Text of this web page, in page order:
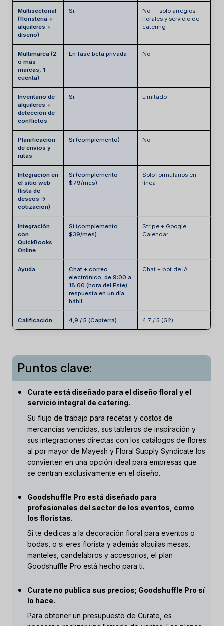
Multisectorial
(floristería +
alquileres +
diseño)
Sí
No — solo arreglos
florales y servicio de
catering
Multimarca (2
o más
marcas, 1
cuenta)
En fase beta privada No
Inventario de
alquileres +
detección de
conflictos
Sí Limitado
Planificación
de envíos y
rutas
Sí (complemento) No
Integración en
el sitio web
(lista de
deseos →
cotización)
Sí (complemento
$79/mes)
Solo formularios en
línea
Integración
con
QuickBooks
Online
Sí (complemento
$39/mes)
Stripe + Google
Calendar
Ayuda
Chat + correo
electrónico, de 9:00 a
18:00 (hora del Este),
respuesta en un día
hábil
Chat + bot de IA
Calificación 4,9 / 5 (Capterra) 4,7 / 5 (G2)
Puntos clave:
Curate está diseñado para el diseño floral y el
servicio integral de catering.
Su flujo de trabajo para recetas y costos de
mercancías vendidas, sus tableros de inspiración y
sus integraciones directas con los catálogos de flores
al por mayor de Mayesh y Floral Supply Syndicate los
convierten en una opción ideal para empresas que
se centran exclusivamente en el diseño.
Goodshuffle Pro está diseñado para
profesionales del sector de los eventos, como
los floristas.
Si te dedicas a la decoración floral para eventos o
bodas, o si eres florista y además alquilas mesas,
manteles, candelabros y accesorios, el plan
Goodshuffle Pro está hecho para ti.
Curate no publica sus precios; Goodshuffle Pro sí
lo hace.
Para obtener un presupuesto de Curate, es